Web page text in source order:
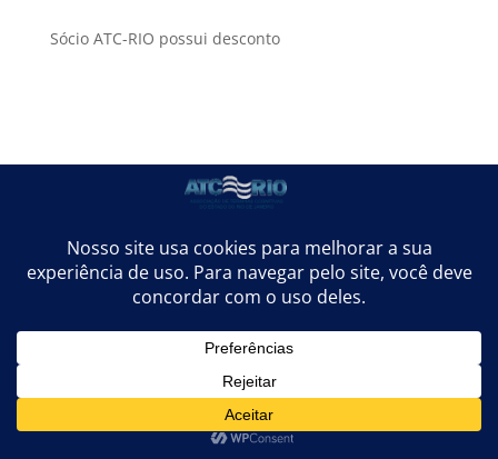
Sócio ATC-RIO possui desconto
Orgulhosamente desenvolvido porTaxPayer Sistemas• 2018 -
2026